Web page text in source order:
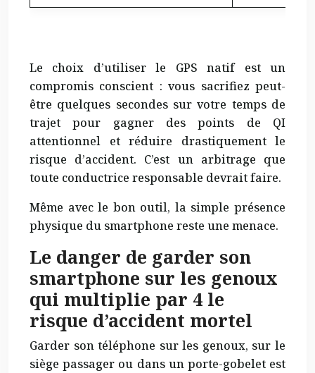
Le choix d’utiliser le GPS natif est un
compromis conscient : vous sacrifiez peut-
être quelques secondes sur votre temps de
trajet pour gagner des points de QI
attentionnel et réduire drastiquement le
risque d’accident. C’est un arbitrage que
toute conductrice responsable devrait faire.
Même avec le bon outil, la simple présence
physique du smartphone reste une menace.
Le danger de garder son
smartphone sur les genoux
qui multiplie par 4 le
risque d’accident mortel
Garder son téléphone sur les genoux, sur le
siège passager ou dans un porte-gobelet est